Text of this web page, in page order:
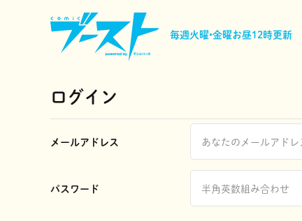
毎週火曜•金曜お昼12時更新
ログイン
メールアドレス
パスワード